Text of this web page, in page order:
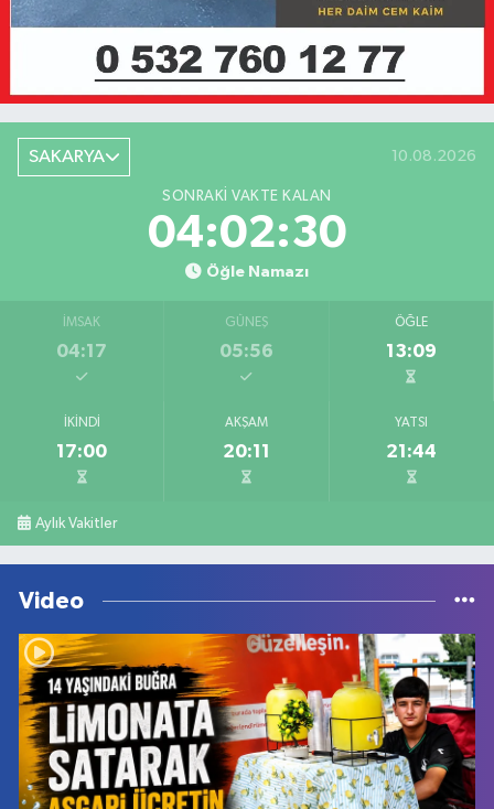
SAKARYA 10.08.2026
SONRAKI VAKTE KALAN
04:02:30
Öğle Namazı
İMSAK
04:17
GÜNEŞ
05:56
ÖĞLE
13:09
İKINDI
17:00
AKŞAM
20:11
YATSI
21:44
Aylık Vakitler
Video